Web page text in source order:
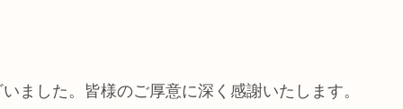
ました。皆様のご厚意に深く感謝いたします。